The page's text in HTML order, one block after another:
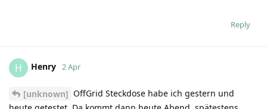
Reply
H Henry 2 Apr
[unknown] OffGrid Steckdose habe ich gestern und